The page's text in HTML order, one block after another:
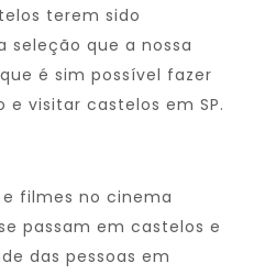
terem sido
seleção que a nossa
é sim possível fazer
visitar castelos em SP.
filmes no cinema
passam em castelos e
das pessoas em